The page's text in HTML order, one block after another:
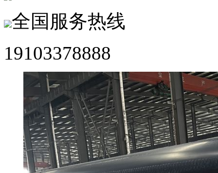
全国服务热线
19103378888